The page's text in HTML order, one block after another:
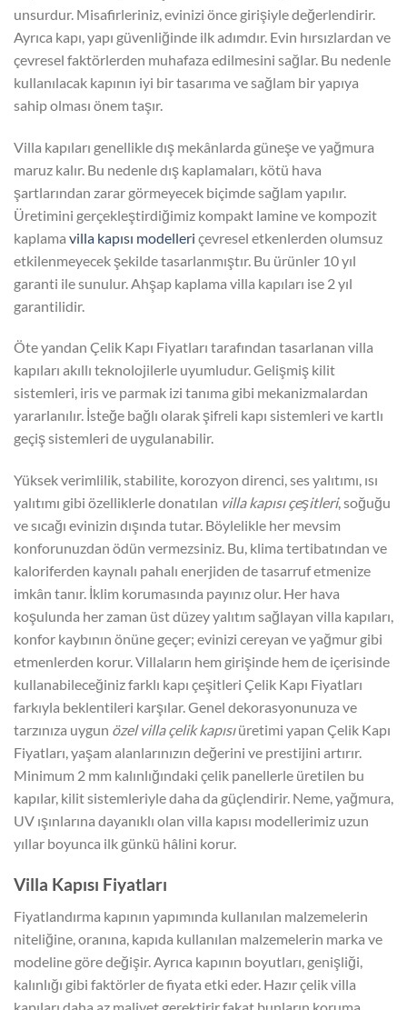
unsurdur. Misafirleriniz, evinizi önce girişiyle değerlendirir.
Ayrıca kapı, yapı güvenliğinde ilk adımdır. Evin hırsızlardan ve
çevresel faktörlerden muhafaza edilmesini sağlar. Bu nedenle
kullanılacak kapının iyi bir tasarıma ve sağlam bir yapıya
sahip olması önem taşır.
Villa kapıları genellikle dış mekânlarda güneşe ve yağmura
maruz kalır. Bu nedenle dış kaplamaları, kötü hava
şartlarından zarar görmeyecek biçimde sağlam yapılır.
Üretimini gerçekleştirdiğimiz kompakt lamine ve kompozit
kaplama villa kapısı modelleri çevresel etkenlerden olumsuz
etkilenmeyecek şekilde tasarlanmıştır. Bu ürünler 10 yıl
garanti ile sunulur. Ahşap kaplama villa kapıları ise 2 yıl
garantilidir.
Öte yandan Çelik Kapı Fiyatları tarafından tasarlanan villa
kapıları akıllı teknolojilerle uyumludur. Gelişmiş kilit
sistemleri, iris ve parmak izi tanıma gibi mekanizmalardan
yararlanılır. İsteğe bağlı olarak şifreli kapı sistemleri ve kartlı
geçiş sistemleri de uygulanabilir.
Yüksek verimlilik, stabilite, korozyon direnci, ses yalıtımı, ısı
yalıtımı gibi özelliklerle donatılan villa kapısı çeşitleri, soğuğu
ve sıcağı evinizin dışında tutar. Böylelikle her mevsim
konforunuzdan ödün vermezsiniz. Bu, klima tertibatından ve
kaloriferden kaynalı pahalı enerjiden de tasarruf etmenize
imkân tanır. İklim korumasında payınız olur. Her hava
koşulunda her zaman üst düzey yalıtım sağlayan villa kapıları,
konfor kaybının önüne geçer; evinizi cereyan ve yağmur gibi
etmenlerden korur. Villaların hem girişinde hem de içerisinde
kullanabileceğiniz farklı kapı çeşitleri Çelik Kapı Fiyatları
farkıyla beklentileri karşılar. Genel dekorasyonunuza ve
tarzınıza uygun özel villa çelik kapısıüretimi yapan Çelik Kapı
Fiyatları, yaşam alanlarınızın değerini ve prestijini artırır.
Minimum 2 mm kalınlığındaki çelik panellerle üretilen bu
kapılar, kilit sistemleriyle daha da güçlendirir. Neme, yağmura,
UV ışınlarına dayanıklı olan villa kapısı modellerimiz uzun
yıllar boyunca ilk günkü hâlini korur.
Villa Kapısı Fiyatları
Fiyatlandırma kapının yapımında kullanılan malzemelerin
niteliğine, oranına, kapıda kullanılan malzemelerin marka ve
modeline göre değişir. Ayrıca kapının boyutları, genişliği,
kalınlığı gibi faktörler de fiyata etki eder. Hazır çelik villa
kapıları daha az maliyet gerektirir fakat bunların koruma